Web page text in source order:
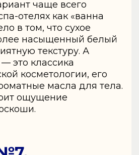
чаще всего
отелях как «ванна
в том, что сухое
насыщенный белый
текстуру. А
это классика
косметологии, его
масла для тела.
ощущение